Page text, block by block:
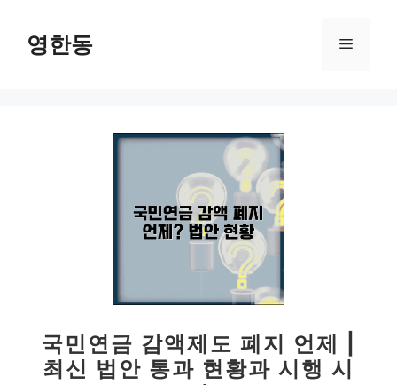
영한동 메
국민연금 감액제도 폐지 언제 |
최신 법안 통과 현황과 시행 시